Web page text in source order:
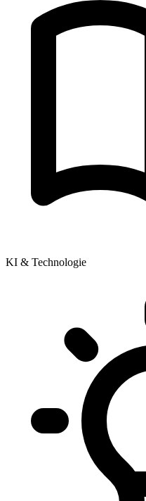
KI & Technologie